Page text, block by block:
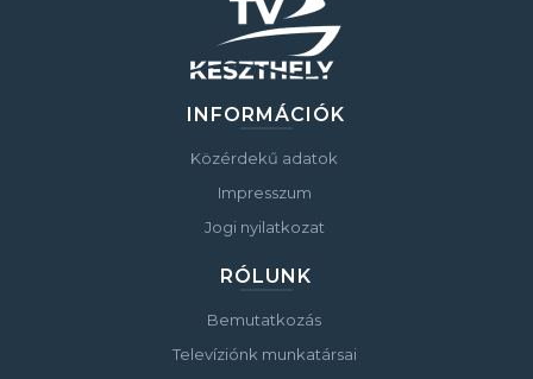
INFORMÁCIÓK
Közérdekű adatok
Impresszum
Jogi nyilatkozat
RÓLUNK
Bemutatkozás
Televíziónk munkatársai